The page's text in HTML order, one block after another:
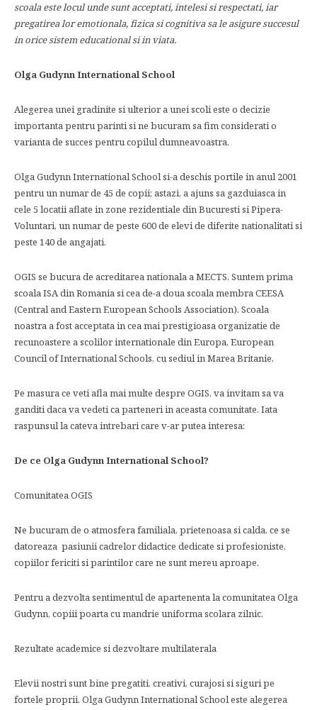
scoala este locul unde sunt acceptati, intelesi si respectati, iar
pregatirea lor emotionala, fizica si cognitiva sa le asigure succesul
in orice sistem educational si in viata.
Olga Gudynn International School
Alegerea unei gradinite si ulterior a unei scoli este o decizie
importanta pentru parinti si ne bucuram sa fim considerati o
varianta de succes pentru copilul dumneavoastra.
Olga Gudynn International School si-a deschis portile in anul 2001
pentru un numar de 45 de copii; astazi, a ajuns sa gazduiasca in
cele 5 locatii aflate in zone rezidentiale din Bucuresti si Pipera-
Voluntari, un numar de peste 600 de elevi de diferite nationalitati si
peste 140 de angajati.
OGIS se bucura de acreditarea nationala a MECTS. Suntem prima
scoala ISA din Romania si cea de-a doua scoala membra CEESA
(Central and Eastern European Schools Association). Scoala
noastra a fost acceptata in cea mai prestigioasa organizatie de
recunoastere a scolilor internationale din Europa, European
Council of International Schools, cu sediul in Marea Britanie.
Pe masura ce veti afla mai multe despre OGIS, va invitam sa va
ganditi daca va vedeti ca parteneri in aceasta comunitate. Iata
raspunsul la cateva intrebari care v-ar putea interesa:
De ce Olga Gudynn International School?
Comunitatea OGIS
Ne bucuram de o atmosfera familiala, prietenoasa si calda, ce se
datoreaza pasiunii cadrelor didactice dedicate si profesioniste,
copiilor fericiti si parintilor care ne sunt mereu aproape.
Pentru a dezvolta sentimentul de apartenenta la comunitatea Olga
Gudynn, copiii poarta cu mandrie uniforma scolara zilnic.
Rezultate academice si dezvoltare multilaterala
Elevii nostri sunt bine pregatiti, creativi, curajosi si siguri pe
fortele proprii. Olga Gudynn International School este alegerea